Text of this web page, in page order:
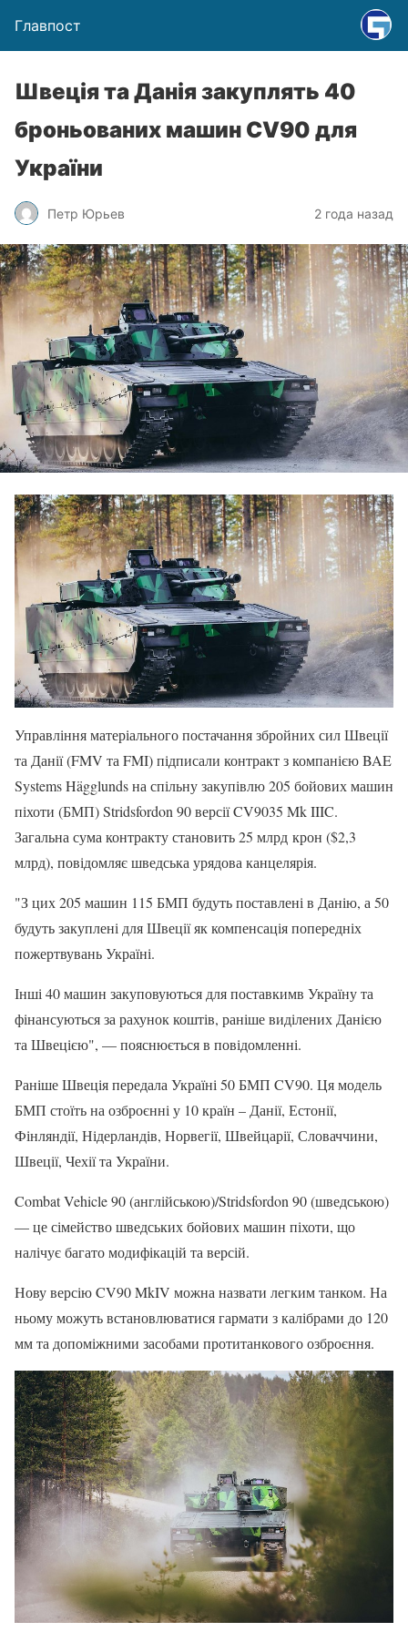
Главпост
Швеція та Данія закуплять 40
броньованих машин CV90 для
України
Петр Юрьев 2 года назад
Управління матеріального постачання збройних сил Швеції
та Данії (FMV та FMI) підписали контракт з компанією BAE
Systems Hägglunds на спільну закупівлю 205 бойових машин
піхоти (БМП) Stridsfordon 90 версії CV9035 Mk IIIC.
Загальна сума контракту становить 25 млрд крон ($2,3
млрд), повідомляє шведська урядова канцелярія.
"З цих 205 машин 115 БМП будуть поставлені в Данію, а 50
будуть закуплені для Швеції як компенсація попередніх
пожертвувань Україні.
Інші 40 машин закуповуються для поставкимв Україну та
фінансуються за рахунок коштів, раніше виділених Данією
та Швецією", — пояснюється в повідомленні.
Раніше Швеція передала Україні 50 БМП CV90. Ця модель
БМП стоїть на озброєнні у 10 країн – Данії, Естонії,
Фінляндії, Нідерландів, Норвегії, Швейцарії, Словаччини,
Швеції, Чехії та України.
Combat Vehicle 90 (англійською)/Stridsfordon 90 (шведською)
— це сімейство шведських бойових машин піхоти, що
налічує багато модифікацій та версій.
Нову версію CV90 MkIV можна назвати легким танком. На
ньому можуть встановлюватися гармати з калібрами до 120
мм та допоміжними засобами протитанкового озброєння.